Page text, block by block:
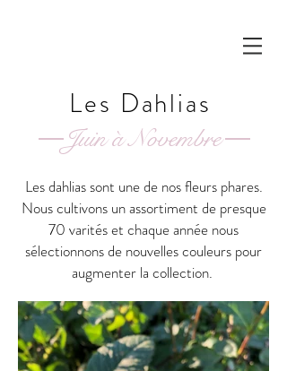
Les Dahlias
Juin à Novembre
Les dahlias sont une de nos fleurs phares.
Nous cultivons un assortiment de presque
70 varités et chaque année nous
sélectionnons de nouvelles couleurs pour
augmenter la collection.